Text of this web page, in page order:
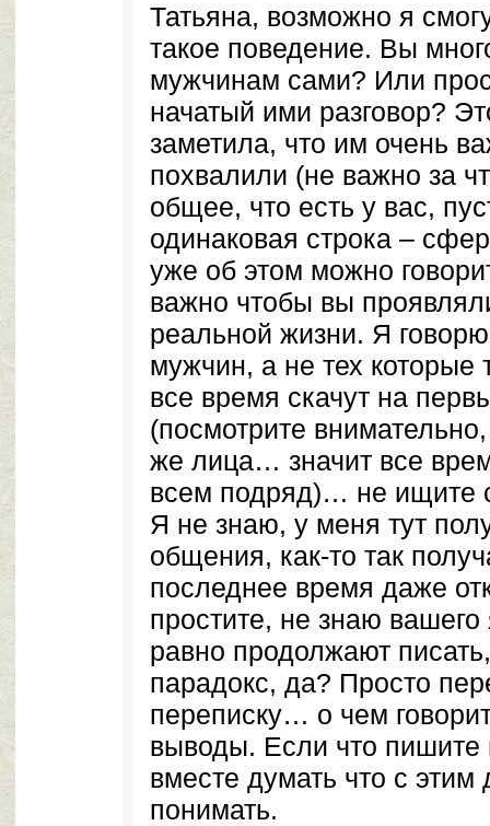
Татьяна, возможно я
такое поведение. Вы
мужчинам сами? Или
начатый ими разговор?
заметила, что им очень
похвалили (не важно за
общее, что есть у вас,
одинаковая строка –
уже об этом можно
важно чтобы вы
реальной жизни. Я
мужчин, а не тех которые
все время скачут на
(посмотрите
же лица… значит все
всем подряд)… не ищите
Я не знаю, у меня тут
общения, как-то так
последнее время даже
простите, не знаю
равно продолжают
парадокс, да? Просто
переписку… о чем
выводы. Если что пишите
вместе думать что с этим
понимать.